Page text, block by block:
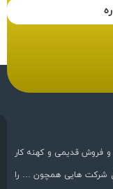
فروش قدیمی و کهنه کار
ی کار امثال شرکت هایی همچون … را